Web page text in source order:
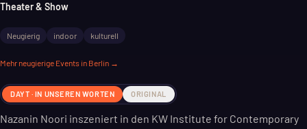
Theater & Show
Neugierig indoor kulturell
Mehr neugierige Events in Berlin →
DAYT · IN UNSEREN WORTEN ORIGINAL
Nazanin Noori inszeniert in den KW Institute for Contemporary